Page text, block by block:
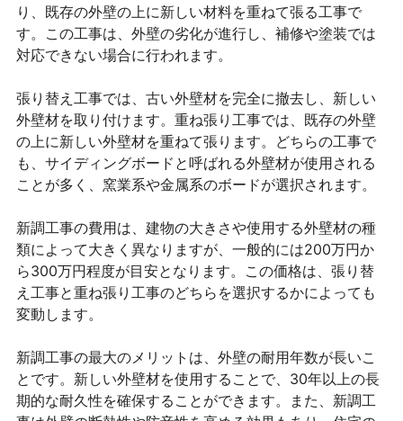
り、既存の外壁の上に新しい材料を重ねて張る工事で
す。この工事は、外壁の劣化が進行し、補修や塗装では
対応できない場合に行われます。
張り替え工事では、古い外壁材を完全に撤去し、新しい
外壁材を取り付けます。重ね張り工事では、既存の外壁
の上に新しい外壁材を重ねて張ります。どちらの工事で
も、サイディングボードと呼ばれる外壁材が使用される
ことが多く、窯業系や金属系のボードが選択されます。
新調工事の費用は、建物の大きさや使用する外壁材の種
類によって大きく異なりますが、一般的には200万円か
ら300万円程度が目安となります。この価格は、張り替
え工事と重ね張り工事のどちらを選択するかによっても
変動します。
新調工事の最大のメリットは、外壁の耐用年数が長いこ
とです。新しい外壁材を使用することで、30年以上の長
期的な耐久性を確保することができます。また、新調工